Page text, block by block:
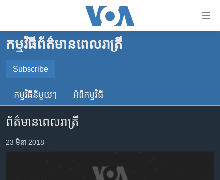
គេហទំព័រ​
ទាក់ទង
រំលង​
ទំព័រ​
ព័ត៌មាន​​
តែ​
ម្តង
កម្ពុជា
អន្តរជាតិ
ចិន
ហេឡូវីអូអេ
កម្ពុជាច្នៃប្រតិដ្ឋ
កម្មវិធី​ព័ត៌មាន​ពេលរាត្រី
Subscribe
SUBSCRIBE
YouTube Music
ទទួល​​​សេវា​​​ Podcast
កម្មវិធី​នីមួយៗ អំពី​កម្មវិធី​
ព័ត៌មានពេលរាត្រី
23 មីនា 2018